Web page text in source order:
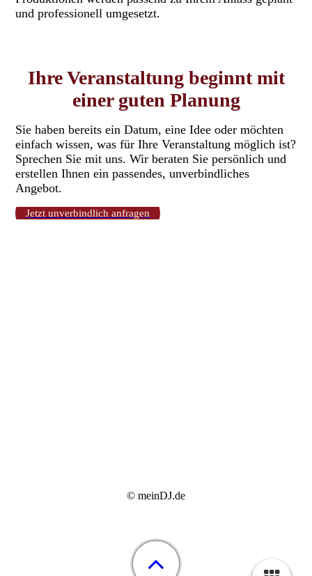
und professionell umgesetzt.
Ihre Veranstaltung beginnt mit
einer guten Planung
Sie haben bereits ein Datum, eine Idee oder möchten
einfach wissen, was für Ihre Veranstaltung möglich ist?
Sprechen Sie mit uns. Wir beraten Sie persönlich und
erstellen Ihnen ein passendes, unverbindliches
Angebot.
Jetzt unverbindlich anfragen
© meinDJ.de